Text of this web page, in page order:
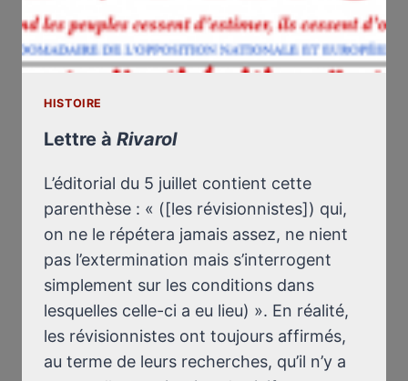
HISTOIRE
Lettre à Rivarol
L’éditorial du 5 juillet contient cette
parenthèse : « ([les révisionnistes]) qui,
on ne le répétera jamais assez, ne nient
pas l’extermination mais s’interrogent
simplement sur les conditions dans
lesquelles celle-ci a eu lieu) ». En réalité,
les révisionnistes ont toujours affirmés,
au terme de leurs recherches, qu’il n’y a